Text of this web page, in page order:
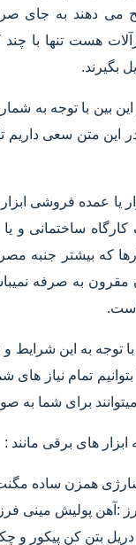
می دهند به جای
هست تنها با
بگیرند.
این بین با توجه به
این متن سعی داریم
یا عمده فروشی
کارگاه ساختمانی و
که بیشتر جنبه
مقرون به صرفه
با توجه به این شرایط
بتوانیم تمام نیاز
برای شما به
ابزار های برقی مانند :
:شارژی همزن ساده
:آهن پولیش مینی
دریل بتن کن پیکور و